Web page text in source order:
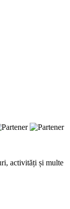
activități și multe